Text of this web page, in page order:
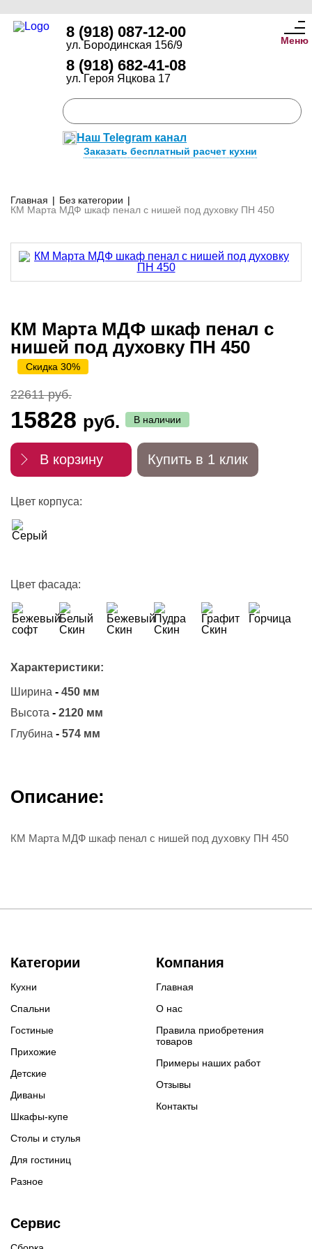
8 (918) 087-12-00
ул. Бородинская 156/9
8 (918) 682-41-08
ул. Героя Яцкова 17
Наш Telegram канал
Заказать бесплатный расчет кухни
Меню
Главная | Без категории |
КМ Марта МДФ шкаф пенал с нишей под духовку ПН 450
КМ Марта МДФ шкаф пенал с
нишей под духовку ПН 450
Скидка 30%
22611 руб.
15828 руб. В наличии
В корзину Купить в 1 клик
Цвет корпуса:
Цвет фасада:
Характеристики:
Ширина - 450 мм
Высота - 2120 мм
Глубина - 574 мм
Описание:
КМ Марта МДФ шкаф пенал с нишей под духовку ПН 450
Категории
Кухни
Спальни
Гостиные
Прихожие
Детские
Диваны
Шкафы-купе
Столы и стулья
Для гостиниц
Разное
Компания
Главная
О нас
Правила приобретения
товаров
Примеры наших работ
Отзывы
Контакты
Сервис